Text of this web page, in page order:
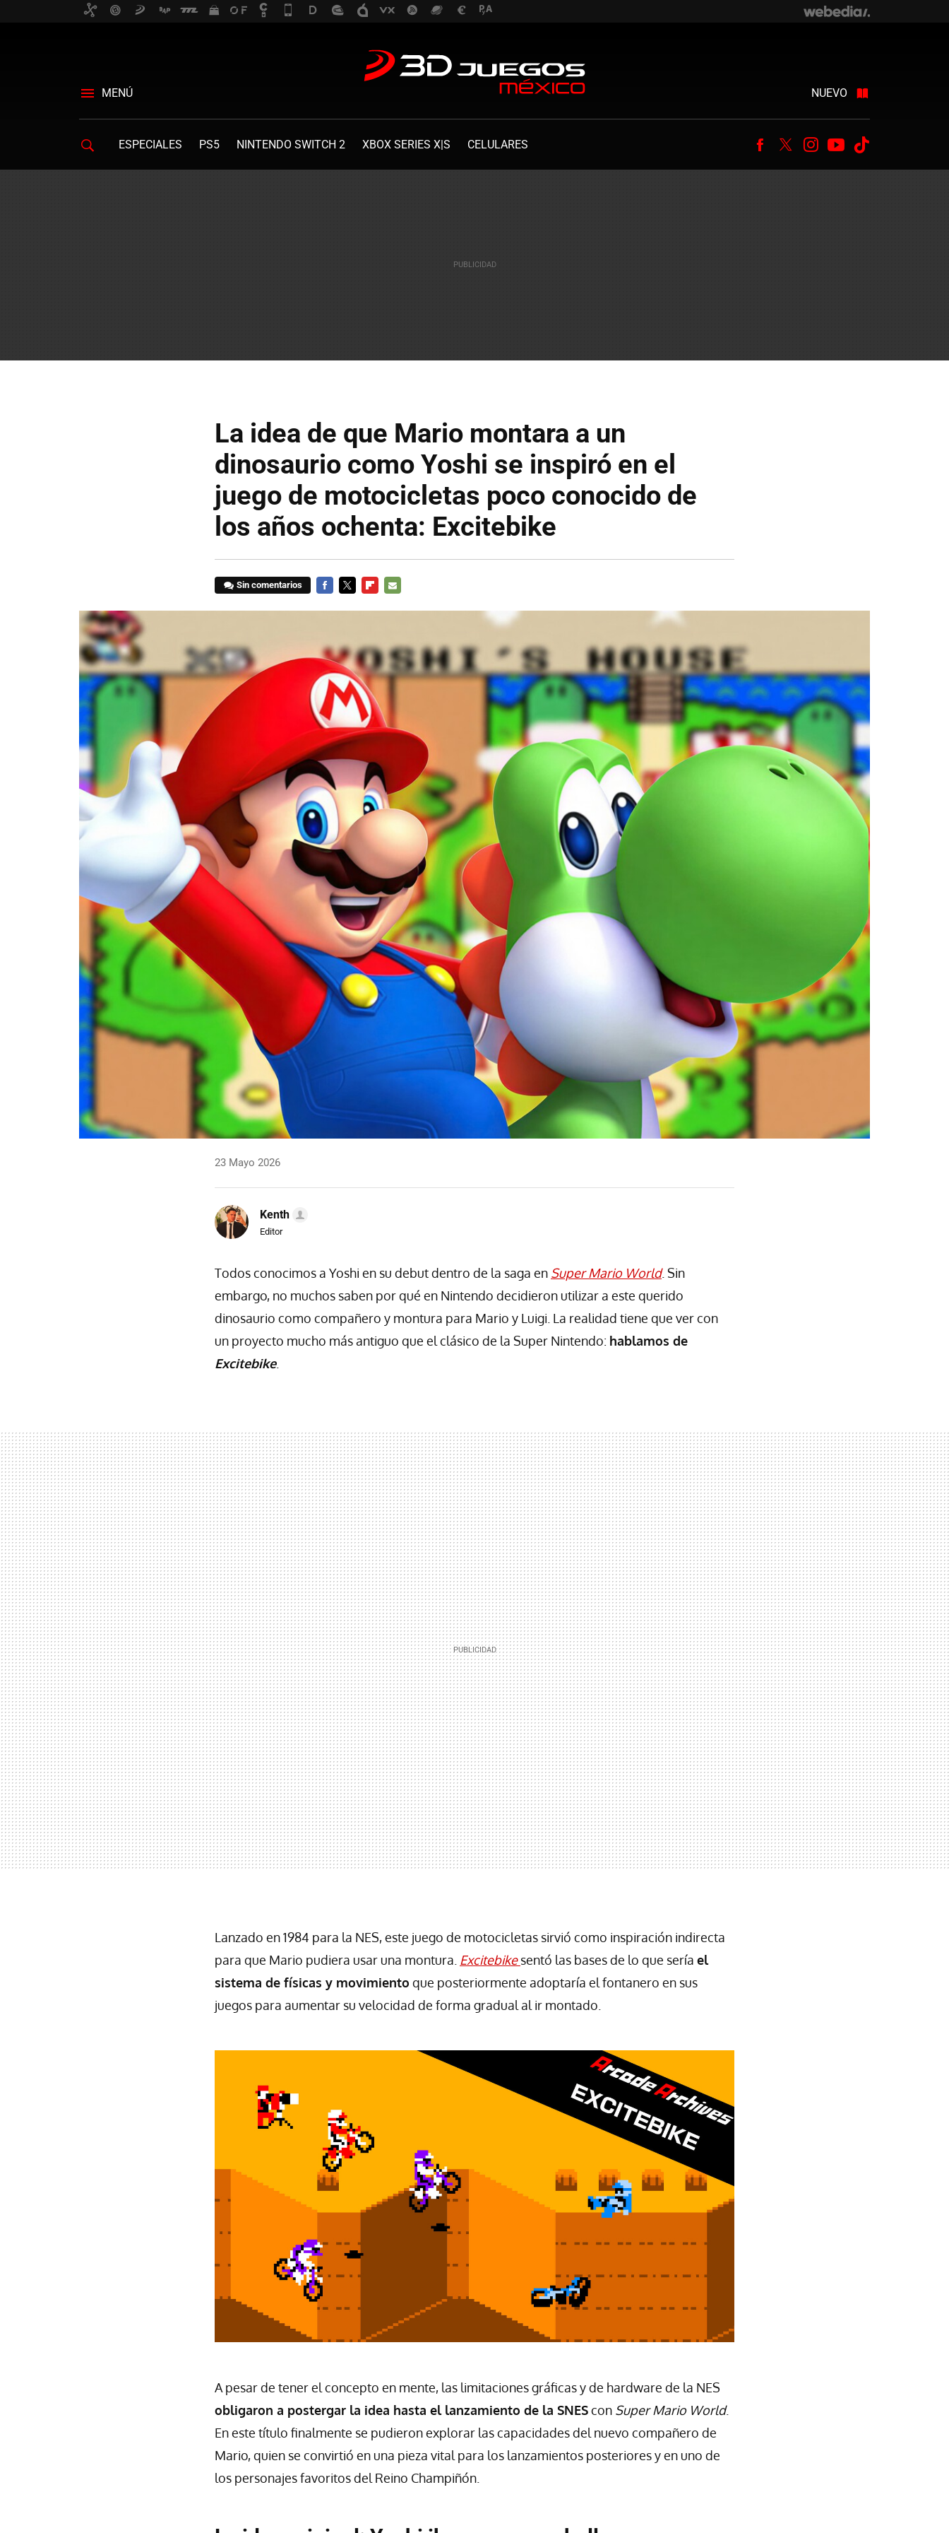
MENÚ NUEVO
ESPECIALES PS5 NINTENDO SWITCH 2 XBOX SERIES X|S CELULARES Facebook
TwitterInstagram
Youtube
La idea de que Mario montara a un
dinosaurio como Yoshi se inspiró en el
juego de motocicletas poco conocido de
los años ochenta: Excitebike
Sin comentarios
23 Mayo 2026
Kenth
Editor
Todos conocimos a Yoshi en su debut dentro de la saga en Super Mario World. Sin
embargo, no muchos saben por qué en Nintendo decidieron utilizar a este querido
dinosaurio como compañero y montura para Mario y Luigi. La realidad tiene que ver con
un proyecto mucho más antiguo que el clásico de la Super Nintendo: hablamos de
Excitebike.
Lanzado en 1984 para la NES, este juego de motocicletas sirvió como inspiración indirecta
para que Mario pudiera usar una montura. Excitebike sentó las bases de lo que sería el
sistema de físicas y movimiento que posteriormente adoptaría el fontanero en sus
juegos para aumentar su velocidad de forma gradual al ir montado.
A pesar de tener el concepto en mente, las limitaciones gráficas y de hardware de la NES
obligaron a postergar la idea hasta el lanzamiento de la SNEScon Super Mario World.
En este título finalmente se pudieron explorar las capacidades del nuevo compañero de
Mario, quien se convirtió en una pieza vital para los lanzamientos posteriores y en uno de
los personajes favoritos del Reino Champiñón.